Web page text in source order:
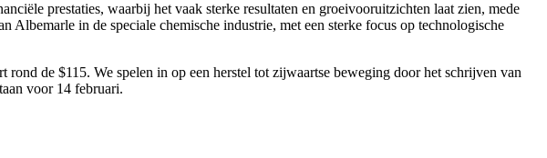
prestaties, waarbij het vaak sterke resultaten en groeivooruitzichten laat zien, mede
in de speciale chemische industrie, met een sterke focus op technologische
de $115. We spelen in op een herstel tot zijwaartse beweging door het schrijven van
voor 14 februari.